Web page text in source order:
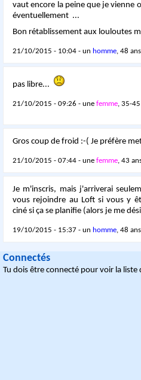
vaut encore la peine que je vienne
éventuellement ...
Bon rétablissement aux louloutes
21/10/2015 - 10:04 - un homme, 48
pas libre...
21/10/2015 - 09:26 - unefemme, 35-
Gros coup de froid :-( Je préfère
21/10/2015 - 07:44 - unefemme, 43
Je m'inscris, mais j'arriverai
vous rejoindre au Loft si vous y
ciné si ça se planifie (alors je me
19/10/2015 - 15:37 - un homme, 48
Connectés
Tu dois être connecté pour voir la liste